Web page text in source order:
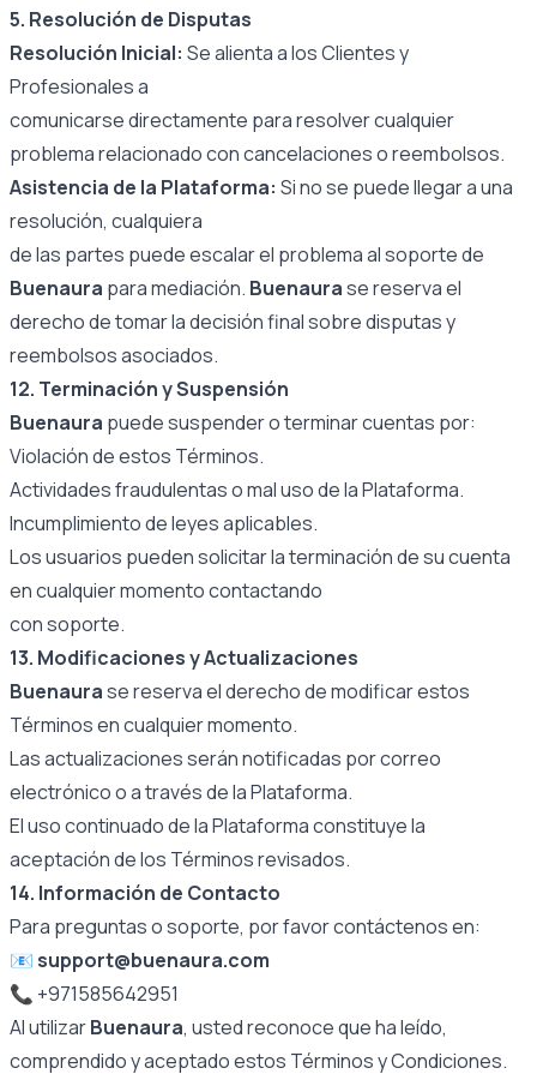
5. Resolución de Disputas
Resolución Inicial: Se alienta a los Clientes y
Profesionales a
comunicarse directamente para resolver cualquier
problema relacionado con cancelaciones o reembolsos.
Asistencia de la Plataforma: Si no se puede llegar a una
resolución, cualquiera
de las partes puede escalar el problema al soporte de
Buenaura para mediación. Buenaurase reserva el
derecho de tomar la decisión final sobre disputas y
reembolsos asociados.
12. Terminación y Suspensión
Buenaura puede suspender o terminar cuentas por:
Violación de estos Términos.
Actividades fraudulentas o mal uso de la Plataforma.
Incumplimiento de leyes aplicables.
Los usuarios pueden solicitar la terminación de su cuenta
en cualquier momento contactando
con soporte.
13. Modificaciones y Actualizaciones
Buenaurase reserva el derecho de modificar estos
Términos en cualquier momento.
Las actualizaciones serán notificadas por correo
electrónico o a través de la Plataforma.
El uso continuado de la Plataforma constituye la
aceptación de los Términos revisados.
14. Información de Contacto
Para preguntas o soporte, por favor contáctenos en:
📧support@buenaura.com
📞 +971585642951
Al utilizarBuenaura, usted reconoce que ha leído,
comprendido y aceptado estos Términos y Condiciones.